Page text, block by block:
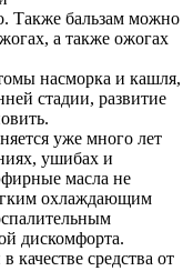
Также бальзам можно
а также ожогах
насморка и кашля,
стадии, развитие
уже много лет
ушибах и
масла не
охлаждающим
дискомфорта.
качестве средства от